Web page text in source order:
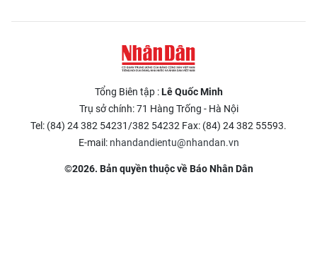
Tổng Biên tập :Lê Quốc Minh
Trụ sở chính: 71 Hàng Trống - Hà Nội
Tel: (84) 24 382 54231/382 54232 Fax: (84) 24 382 55593.
E-mail: nhandandientu@nhandan.vn
©2026. Bản quyền thuộc về Báo Nhân Dân